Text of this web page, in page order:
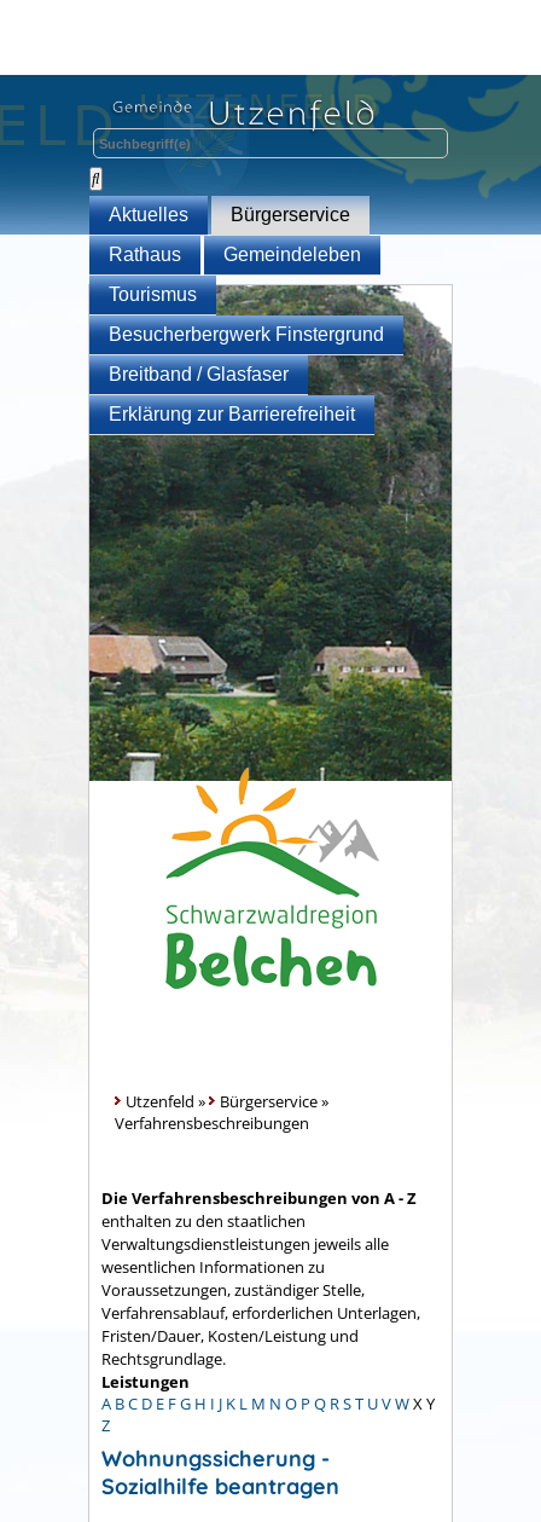
Aktuelles
Bürgerservice
Rathaus
Gemeindeleben
Tourismus
Besucherbergwerk Finstergrund
Breitband / Glasfaser
Erklärung zur Barrierefreiheit
Utzenfeld » Bürgerservice»
Verfahrensbeschreibungen
Die Verfahrensbeschreibungen von A - Z
enthalten zu den staatlichen
Verwaltungsdienstleistungen jeweils alle
wesentlichen Informationen zu
Voraussetzungen, zuständiger Stelle,
Verfahrensablauf, erforderlichen Unterlagen,
Fristen/Dauer, Kosten/Leistung und
Rechtsgrundlage.
Leistungen
A BC D E FG H I J K L M N O P Q RST UVWX Y
Z
Wohnungssicherung -
Sozialhilfe beantragen